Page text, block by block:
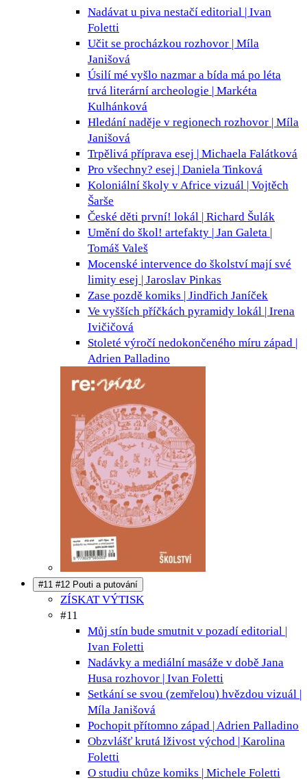
Nadávat u piva nestačí editorial | Ivan
Foletti
Učit se procházkou rozhovor | Míla
Janišová
Úsilí mé vyšlo nazmar a bída má po léta
trvá literární archeologie | Markéta
Kulhánková
Hledání naděje v regionech rozhovor | Míla
Janišová
Trpělivá příprava esej | Michaela Falátková
Pro všechny? esej | Daniela Tinková
Koloniální školy v Africe vizuál | Vojtěch
Šarše
České děti první! lokál | Richard Šulák
Umění do škol! artefakty | Jan Galeta |
Tomáš Valeš
Mocenské intervence do školství mají své
limity esej | Jaroslav Pinkas
Zase pozdě komiks | Jindřich Janíček
Ve vyšších příčkách pyramidy lokál | Irena
Ivičičová
Stoleté výročí nedokončeného míru západ |
Adrien Palladino
#11 #12 Pouti a putování
ZÍSKAT VÝTISK
#11
Můj stín bude smutnit v pozadí editorial |
Ivan Foletti
Nadávky a mediální masáže v době Jana
Husa rozhovor | Ivan Foletti
Setkání se svou (zemřelou) hvězdou vizuál |
Míla Janišová
Pochopit přítomno západ | Adrien Palladino
Obzvlášť krutá lživost východ | Karolina
Foletti
O studiu chůze komiks | Michele Foletti